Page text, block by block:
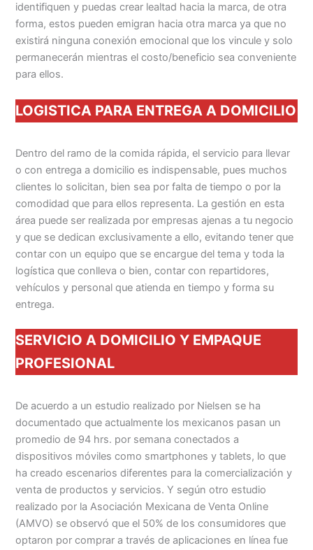
identifiquen y puedas crear lealtad hacia la marca, de otra
forma, estos pueden emigran hacia otra marca ya que no
existirá ninguna conexión emocional que los vincule y solo
permanecerán mientras el costo/beneficio sea conveniente
para ellos.
LOGISTICA PARA ENTREGA A DOMICILIO
Dentro del ramo de la comida rápida, el servicio para llevar
o con entrega a domicilio es indispensable, pues muchos
clientes lo solicitan, bien sea por falta de tiempo o por la
comodidad que para ellos representa. La gestión en esta
área puede ser realizada por empresas ajenas a tu negocio
y que se dedican exclusivamente a ello, evitando tener que
contar con un equipo que se encargue del tema y toda la
logística que conlleva o bien, contar con repartidores,
vehículos y personal que atienda en tiempo y forma su
entrega.
SERVICIO A DOMICILIO Y EMPAQUE
PROFESIONAL
De acuerdo a un estudio realizado por Nielsen se ha
documentado que actualmente los mexicanos pasan un
promedio de 94 hrs. por semana conectados a
dispositivos móviles como smartphones y tablets, lo que
ha creado escenarios diferentes para la comercialización y
venta de productos y servicios. Y según otro estudio
realizado por la Asociación Mexicana de Venta Online
(AMVO) se observó que el 50% de los consumidores que
optaron por comprar a través de aplicaciones en línea fue